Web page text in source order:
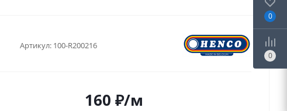
Артикул: 100-R200216
160 ₽/м
0
0